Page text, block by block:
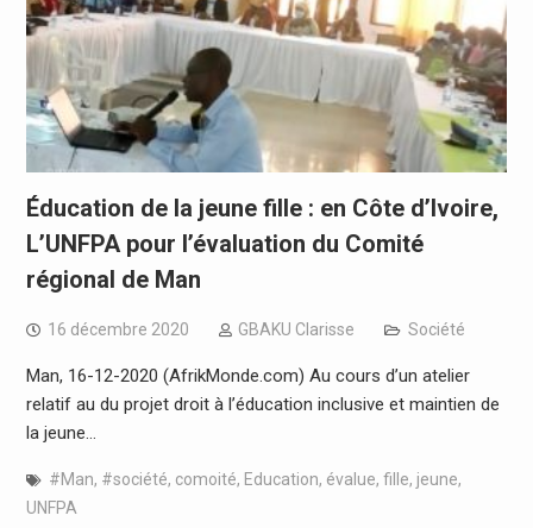
Éducation de la jeune fille : en Côte d’Ivoire,
L’UNFPA pour l’évaluation du Comité
régional de Man
16 décembre 2020 GBAKU Clarisse Société
Man, 16-12-2020 (AfrikMonde.com) Au cours d’un atelier
relatif au du projet droit à l’éducation inclusive et maintien de
la jeune…
#Man, #société, comoité, Education, évalue, fille, jeune,
UNFPA